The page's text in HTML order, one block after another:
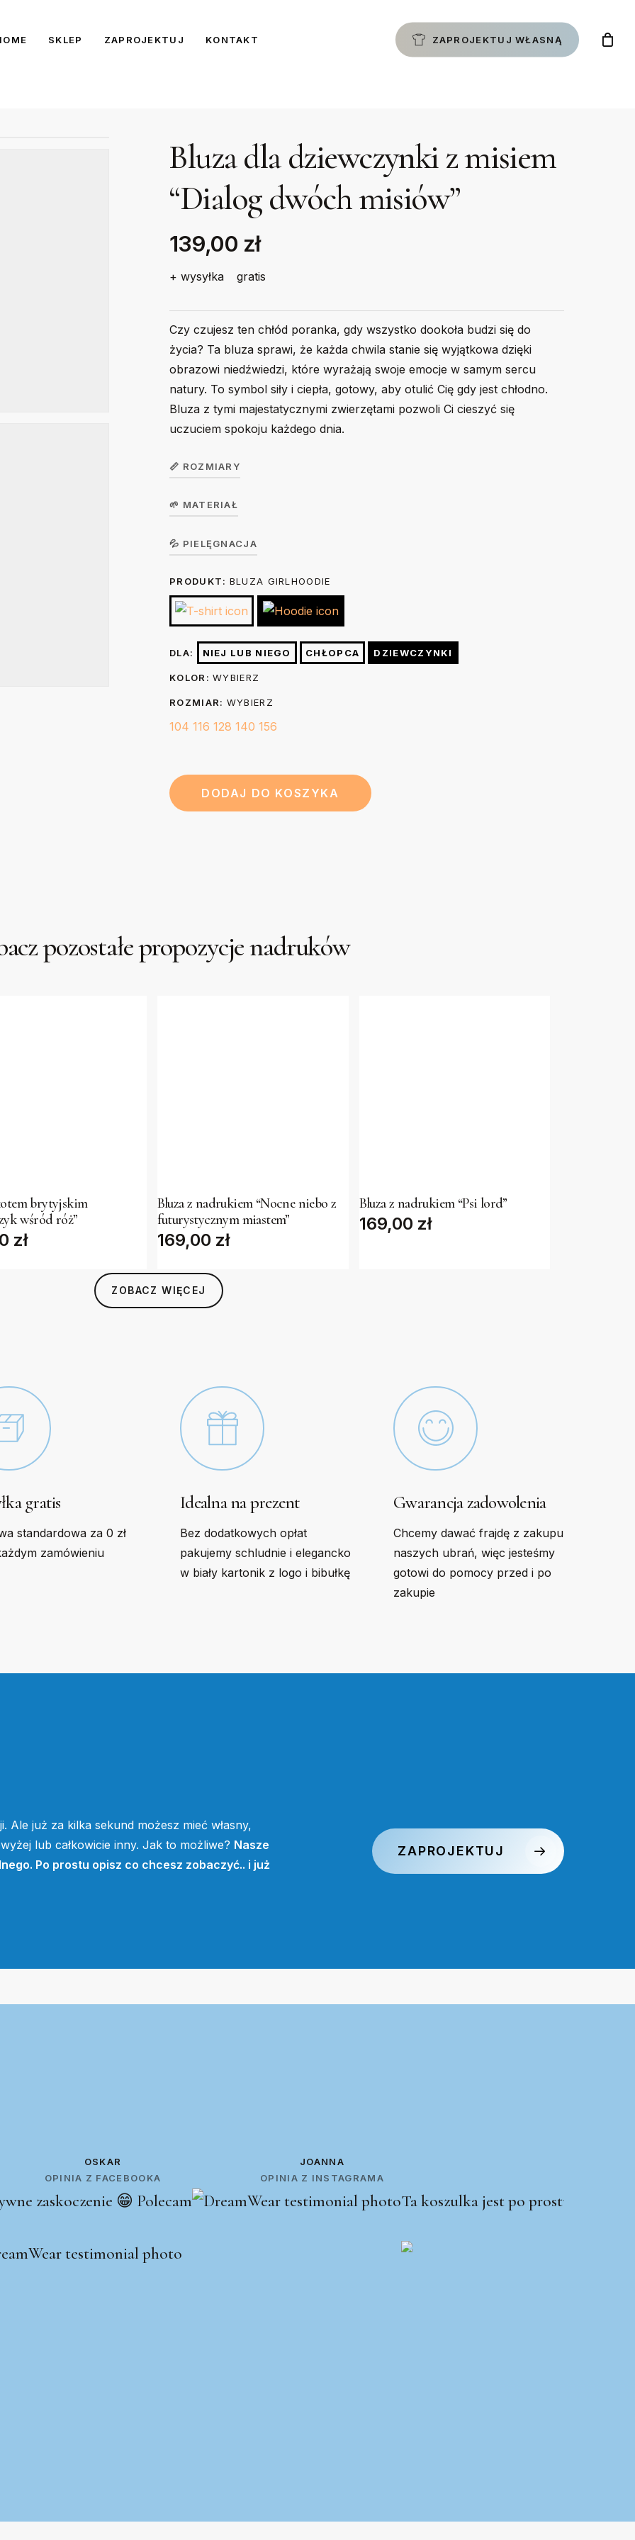
SKLEP ZAPROJEKTUJ KONTAKT ZAPROJEKTUJ WŁASNĄ
Bluza dla dziewczynki z misiem
“Dialog dwóch misiów”
139,00 zł
+ wysyłka gratis
Czy czujesz ten chłód poranka, gdy wszystko dookoła budzi się do
życia? Ta bluza sprawi, że każda chwila stanie się wyjątkowa dzięki
obrazowi niedźwiedzi, które wyrażają swoje emocje w samym sercu
natury. To symbol siły i ciepła, gotowy, aby otulić Cię gdy jest chłodno.
Bluza z tymi majestatycznymi zwierzętami pozwoli Ci cieszyć się
uczuciem spokoju każdego dnia.
📏 ROZMIARY
Bluza dziecięca
BoyHoodie
Szerokość (A)
36
cm
40
Długość (B)
44
cm
48
cm
52
cm
56
60
🌱 MATERIAŁ
Koszulka w wersji unisex z krótkim rękawem. Okrągły dekolt z elastanem. 100% bawełna,
💦 PIELĘGNACJA
Prać na lewej stronie ręcznie lub w trybie delikatnym w 30 stopniach. Nie suszyć w
suszarce bębnowej. Prasować na lewej stronie żelazkiem o temp. do 150 stopni. Nie
nadruk prasując go przez 3-5 sekund żelazkiem o temp. do 150 stopni przez kuchenny
papier do pieczenia.
PRODUKT: BLUZA GIRLHOODIE
DLA: NIEJ LUB NIEGO CHŁOPCA DZIEWCZYNKI
KOLOR:WYBIERZ
ROZMIAR: WYBIERZ
104 116 128 140 156
DODAJ DO KOSZYKA
pozostałe propozycje nadruków
brytyjskim
wśród róż”
zł
has
multiple
variants.
may
product
page
Bluza z nadrukiem “Nocne niebo z
futurystycznym miastem”
169,00 zł
has
multiple
product
Bluza z nadrukiem “Psi lord”
169,00 zł
ZOBACZ WIĘCEJ
gratis
standardowa za 0 zł
zamówieniu
Idealna na prezent
Bez dodatkowych opłat
pakujemy schludnie i elegancko
w biały kartonik z logo i bibułkę
Gwarancja zadowolenia
Chcemy dawać frajdę z zakupu
naszych ubrań, więc jesteśmy
gotowi do pomocy przed i po
zakupie
już za kilka sekund możesz mieć własny,
lub całkowicie inny. Jak to możliwe? Nasze
Po prostu opisz co chcesz zobaczyć.. i już
ZAPROJEKTUJ
OSKAR
OPINIA Z FACEBOOKA
zaskoczenie 😁 Polecam
JOANNA
OPINIA Z INSTAGRAMA
Ta koszulka jest po prostu